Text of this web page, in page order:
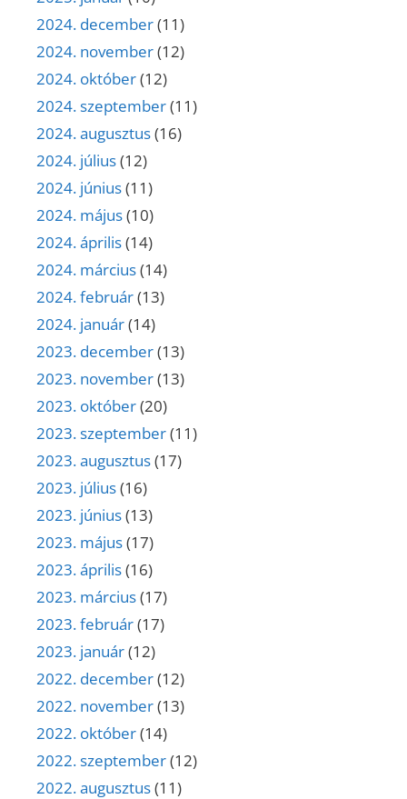
2024. december(11)
2024. november(12)
2024. október(12)
2024. szeptember(11)
2024. augusztus(16)
2024. július(12)
2024. június(11)
2024. május(10)
2024. április(14)
2024. március(14)
2024. február(13)
2024. január(14)
2023. december(13)
2023. november(13)
2023. október(20)
2023. szeptember(11)
2023. augusztus(17)
2023. július(16)
2023. június(13)
2023. május(17)
2023. április(16)
2023. március(17)
2023. február(17)
2023. január(12)
2022. december(12)
2022. november(13)
2022. október(14)
2022. szeptember(12)
2022. augusztus(11)